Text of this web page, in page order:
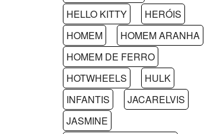
HELLO KITTY
HERÓIS
HOMEM
HOMEM ARANHA
HOMEM DE FERRO
HOTWHEELS
HULK
INFANTIS
JACARELVIS
JASMINE